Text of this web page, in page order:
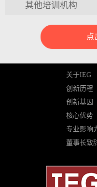
其他培训机构
点
关于IEG
创新历程
创新基因
核心优势
专业影响
董事长致